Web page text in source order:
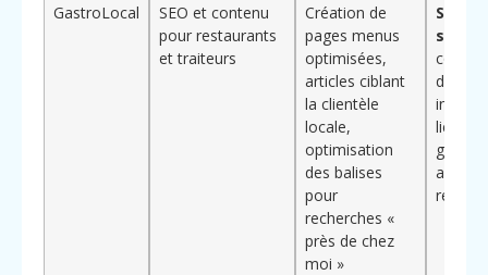
GastroLocal
SEO et contenu
pour restaurants
et traiteurs
Création de
pages menus
optimisées,
articles ciblant
la clientèle
locale,
optimisation
des balises
pour
recherches «
près de chez
moi »
des
liés à la
aux